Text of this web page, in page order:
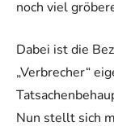
noch viel
Dabei ist die
„Verbrecher“
Nun stellt sich